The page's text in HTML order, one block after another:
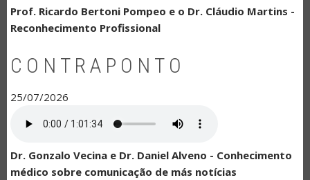
Prof. Ricardo Bertoni Pompeo e o Dr. Cláudio Martins -
Reconhecimento Profissional
CONTRAPONTO
25/07/2026
Dr. Gonzalo Vecina e Dr. Daniel Alveno - Conhecimento
médico sobre comunicação de más notícias